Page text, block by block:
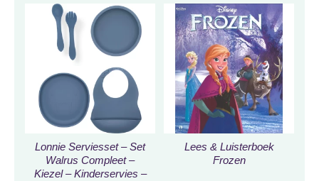
Lonnie Serviesset – Set
Walrus Compleet –
Kiezel – Kinderservies –
Lees & Luisterboek
Frozen